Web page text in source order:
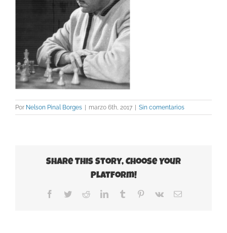
Por Nelson Pinal Borges | marzo 6th, 2017 | Sin comentarios
Share This Story, Choose Your
Platform!
Facebook
TwitterRedditLinkedInTumblr Pinterest
Vk
Correo